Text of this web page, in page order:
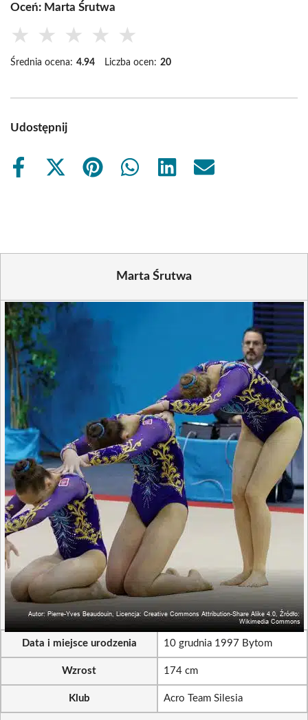
Oceń: Marta Śrutwa
★ ★ ★ ★ ★
Średnia ocena: 4.94 Liczba ocen: 20
Udostępnij
Share
Share
Share
Share
Share
Share
Marta Śrutwa
Data i miejsce urodzenia 10 grudnia 1997 Bytom
Wzrost 174 cm
Klub Acro Team Silesia